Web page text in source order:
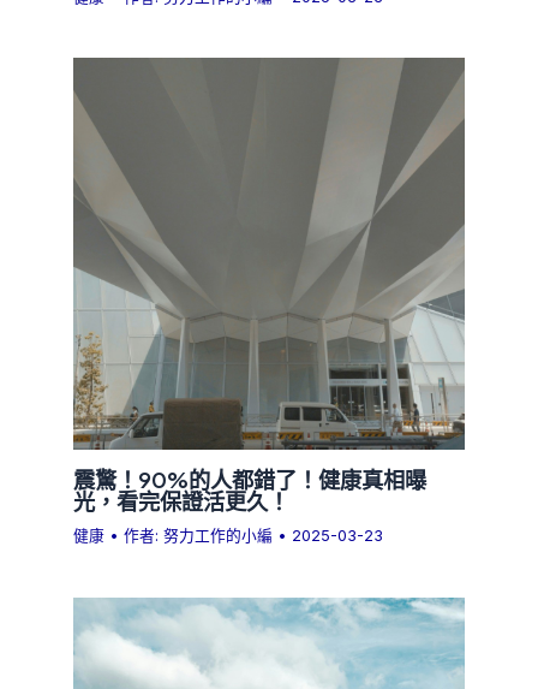
震驚！90%的人都錯了！健康真相曝
光，看完保證活更久！
健康 • 作者:努力工作的小編 • 2025-03-23